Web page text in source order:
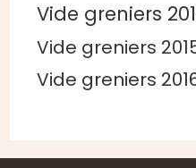
Vide greniers
Vide greniers
Vide greniers